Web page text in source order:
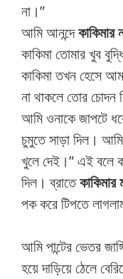
না।”
আমি আনন্দেকাকিমার
কাকিমা তোমার খুব
কাকিমা তখন হেসে
না থাকলে তোর চোদন
আমি ওনাকে জাপটে
চুমুতে সাড়া দিল।
খুলে দেই।” এই বলে
দিল। ব্রাতেকাকিমার
পক করে টিপতে
আমি পান্টের ভেতর
হয়ে দাড়িয়ে ঠেলে